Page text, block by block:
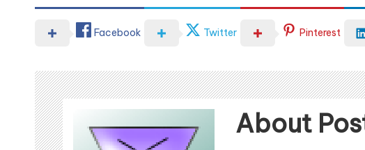
Facebook Twitter Pinterest
About